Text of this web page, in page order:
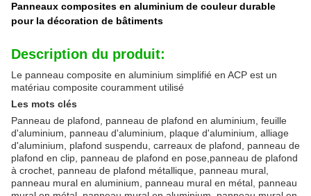
Panneaux composites en aluminium de couleur durable
pour la décoration de bâtiments
Description du produit:
Le panneau composite en aluminium simplifié en ACP est un
matériau composite couramment utilisé
Les mots clés
Panneau de plafond, panneau de plafond en aluminium, feuille
d'aluminium, panneau d'aluminium, plaque d'aluminium, alliage
d'aluminium, plafond suspendu, carreaux de plafond, panneau de
plafond en clip, panneau de plafond en pose,panneau de plafond
à crochet, panneau de plafond métallique, panneau mural,
panneau mural en aluminium, panneau mural en métal, panneau